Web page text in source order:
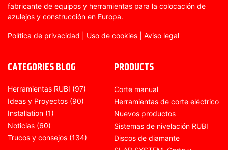
fabricante de equipos y herramientas para la colocación de
azulejos y construcción en Europa.
Política de privacidad Uso de cookies Aviso legal
CATEGORIES BLOG
Herramientas RUBI (97)
Ideas y Proyectos (90)
Installation (1)
Noticias (60)
Trucos y consejos (134)
PRODUCTS
Corte manual
Herramientas de corte eléctrico
Nuevos productos
Sistemas de nivelación RUBI
Discos de diamante